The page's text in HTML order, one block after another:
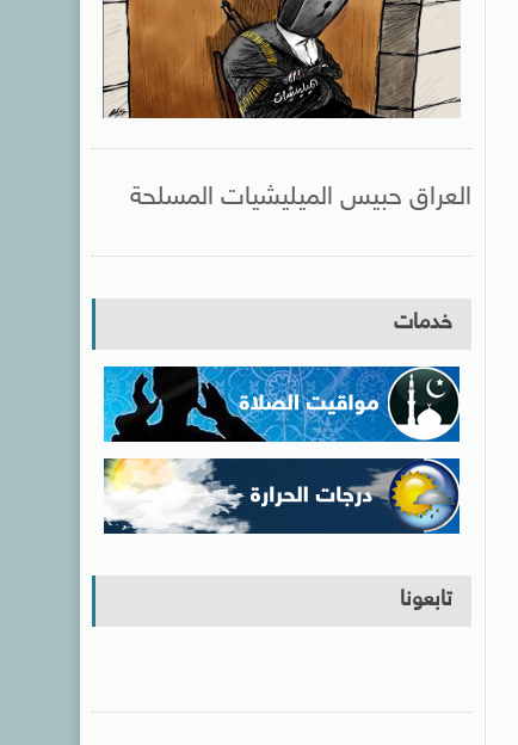
العراق حبيس الميليشيات المسلحة
خدمات
تابعونا